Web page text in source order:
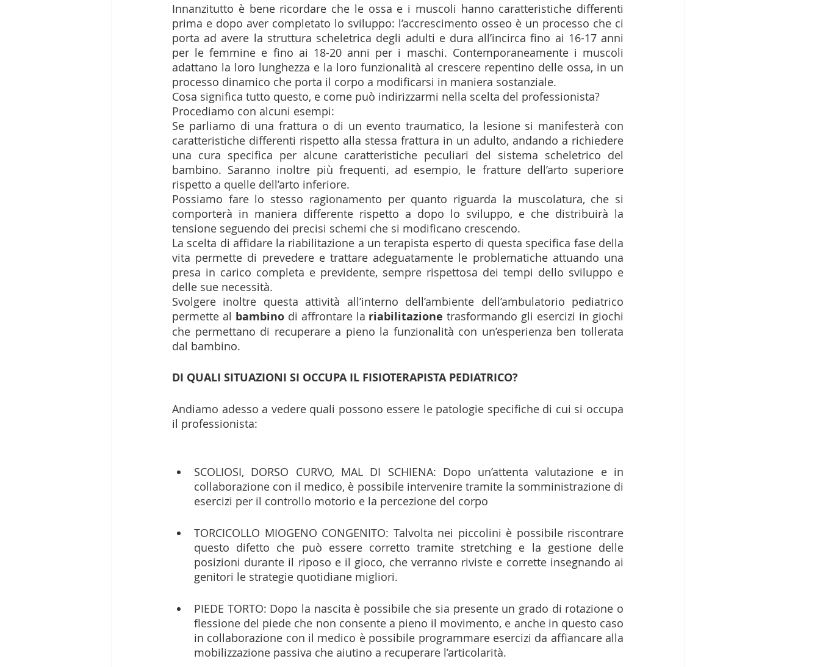
Innanzitutto è bene ricordare che le ossa e i muscoli hanno caratteristiche differenti
prima e dopo aver completato lo sviluppo: l’accrescimento osseo è un processo che ci
porta ad avere la struttura scheletrica degli adulti e dura all’incirca fino ai 16-17 anni
per le femmine e fino ai 18-20 anni per i maschi. Contemporaneamente i muscoli
adattano la loro lunghezza e la loro funzionalità al crescere repentino delle ossa, in un
processo dinamico che porta il corpo a modificarsi in maniera sostanziale.
Cosa significa tutto questo, e come può indirizzarmi nella scelta del professionista?
Procediamo con alcuni esempi:
Se parliamo di una frattura o di un evento traumatico, la lesione si manifesterà con
caratteristiche differenti rispetto alla stessa frattura in un adulto, andando a richiedere
una cura specifica per alcune caratteristiche peculiari del sistema scheletrico del
bambino. Saranno inoltre più frequenti, ad esempio, le fratture dell’arto superiore
rispetto a quelle dell’arto inferiore.
Possiamo fare lo stesso ragionamento per quanto riguarda la muscolatura, che si
comporterà in maniera differente rispetto a dopo lo sviluppo, e che distribuirà la
tensione seguendo dei precisi schemi che si modificano crescendo.
La scelta di affidare la riabilitazione a un terapista esperto di questa specifica fase della
vita permette di prevedere e trattare adeguatamente le problematiche attuando una
presa in carico completa e previdente, sempre rispettosa dei tempi dello sviluppo e
delle sue necessità.
Svolgere inoltre questa attività all’interno dell’ambiente dell’ambulatorio pediatrico
permette al bambino di affrontare la riabilitazione trasformando gli esercizi in giochi
che permettano di recuperare a pieno la funzionalità con un’esperienza ben tollerata
dal bambino.
DI QUALI SITUAZIONI SI OCCUPA IL FISIOTERAPISTA PEDIATRICO?
Andiamo adesso a vedere quali possono essere le patologie specifiche di cui si occupa
il professionista:
SCOLIOSI, DORSO CURVO, MAL DI SCHIENA: Dopo un’attenta valutazione e in
collaborazione con il medico, è possibile intervenire tramite la somministrazione di
esercizi per il controllo motorio e la percezione del corpo
TORCICOLLO MIOGENO CONGENITO: Talvolta nei piccolini è possibile riscontrare
questo difetto che può essere corretto tramite stretching e la gestione delle
posizioni durante il riposo e il gioco, che verranno riviste e corrette insegnando ai
genitori le strategie quotidiane migliori.
PIEDE TORTO: Dopo la nascita è possibile che sia presente un grado di rotazione o
flessione del piede che non consente a pieno il movimento, e anche in questo caso
in collaborazione con il medico è possibile programmare esercizi da affiancare alla
mobilizzazione passiva che aiutino a recuperare l’articolarità.